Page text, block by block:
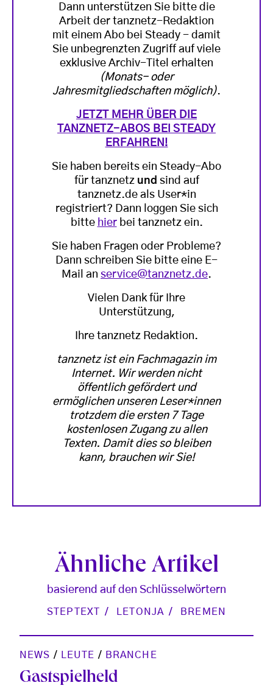
Dann unterstützen Sie bitte die
Arbeit der tanznetz-Redaktion
mit einem Abo bei Steady - damit
Sie unbegrenzten Zugriff auf viele
exklusive Archiv-Titel erhalten
(Monats- oder
Jahresmitgliedschaften möglich).
JETZT MEHR ÜBER DIE
TANZNETZ-ABOS BEI STEADY
ERFAHREN!
Sie haben bereits ein Steady-Abo
für tanznetz und sind auf
tanznetz.de als User*in
registriert? Dann loggen Sie sich
bitte hierbei tanznetz ein.
Sie haben Fragen oder Probleme?
Dann schreiben Sie bitte eine E-
Mail an service@tanznetz.de.
Vielen Dank für Ihre
Unterstützung,
Ihre tanznetz Redaktion.
tanznetz ist ein Fachmagazin im
Internet. Wir werden nicht
öffentlich gefördert und
ermöglichen unseren Leser*innen
trotzdem die ersten 7 Tage
kostenlosen Zugang zu allen
Texten. Damit dies so bleiben
kann, brauchen wir Sie!
Ähnliche Artikel
basierend auf den Schlüsselwörtern
STEPTEXT LETONJA BREMEN
NEWS / LEUTE / BRANCHE
Gastspielheld